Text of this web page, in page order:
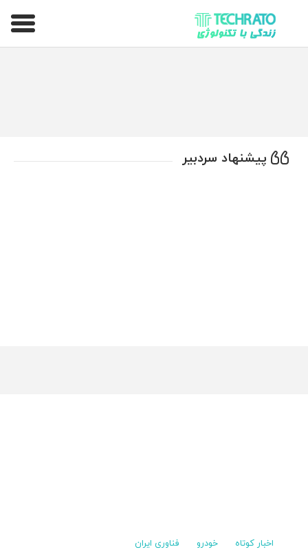
تکراتو – زندگی با تکنولوژی
پیشنهاد سردبیر
اخبار کوتاه خودرو فناوری ایران